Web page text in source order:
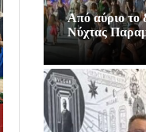
Από αύριο το
Νύχτας